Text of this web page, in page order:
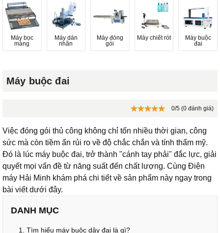
Máy bọc
màng
Máy dán
nhãn
Máy đóng
gói
Máy chiết rót
Máy buộc
đai
Máy buộc đai
0/5 (0 đánh giá)
Việc đóng gói thủ công không chỉ tốn nhiều thời gian, công
sức mà còn tiềm ẩn rủi ro về độ chắc chắn và tính thẩm mỹ.
Đó là lúc máy buộc đai, trở thành "cánh tay phải" đắc lực, giải
quyết mọi vấn đề từ năng suất đến chất lượng. Cùng Điện
máy Hải Minh khám phá chi tiết về sản phẩm này ngay trong
bài viết dưới đây.
DANH MỤC
1. Tìm hiểu máy buộc dây đai là gì?